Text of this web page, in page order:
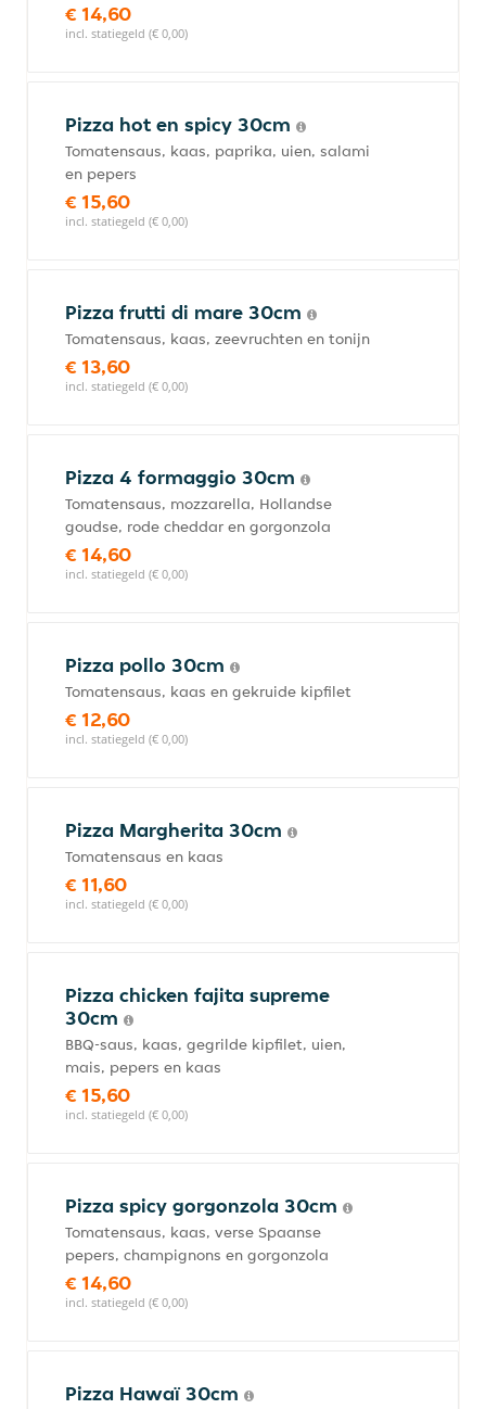
€ 14,60
incl. statiegeld (€ 0,00)
Pizza hot en spicy 30cm
Tomatensaus, kaas, paprika, uien, salami
en pepers
€ 15,60
incl. statiegeld (€ 0,00)
Pizza frutti di mare 30cm
Tomatensaus, kaas, zeevruchten en tonijn
€ 13,60
incl. statiegeld (€ 0,00)
Pizza 4 formaggio 30cm
Tomatensaus, mozzarella, Hollandse
goudse, rode cheddar en gorgonzola
€ 14,60
incl. statiegeld (€ 0,00)
Pizza pollo 30cm
Tomatensaus, kaas en gekruide kipfilet
€ 12,60
incl. statiegeld (€ 0,00)
Pizza Margherita 30cm
Tomatensaus en kaas
€ 11,60
incl. statiegeld (€ 0,00)
Pizza chicken fajita supreme
30cm
BBQ-saus, kaas, gegrilde kipfilet, uien,
mais, pepers en kaas
€ 15,60
incl. statiegeld (€ 0,00)
Pizza spicy gorgonzola 30cm
Tomatensaus, kaas, verse Spaanse
pepers, champignons en gorgonzola
€ 14,60
incl. statiegeld (€ 0,00)
Pizza Hawaï 30cm